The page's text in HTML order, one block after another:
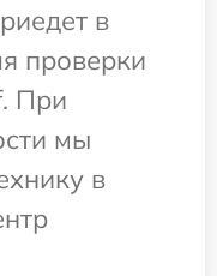
в
проверки
При
мы
в